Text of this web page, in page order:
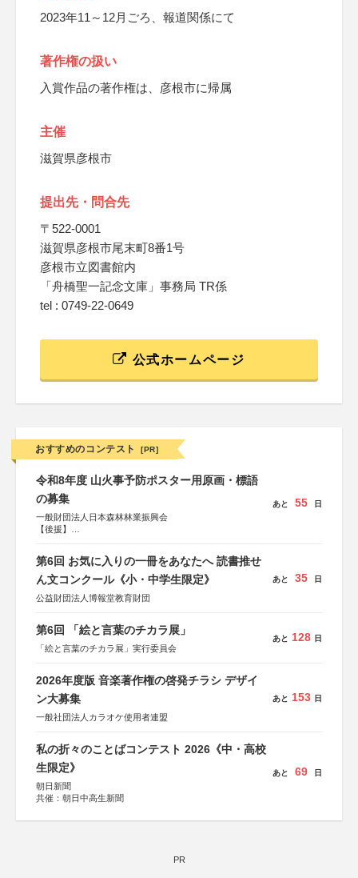
2023年11～12月ごろ、報道関係にて
著作権の扱い
入賞作品の著作権は、彦根市に帰属
主催
滋賀県彦根市
提出先・問合先
〒522-0001
滋賀県彦根市尾末町8番1号
彦根市立図書館内
「舟橋聖一記念文庫」事務局 TR係
tel : 0749-22-0649
公式ホームページ
おすすめのコンテスト [PR]
令和8年度 山火事予防ポスター用原画・標語
の募集
一般財団法人日本森林林業振興会
【後援】
あと 55 日
第6回 お気に入りの一冊をあなたへ 読書推せ
ん文コンクール《小・中学生限定》
公益財団法人博報堂教育財団
あと 35 日
第6回 「絵と言葉のチカラ展」
「絵と言葉のチカラ展」実行委員会
あと 128 日
2026年度版 音楽著作権の啓発チラシ デザイ
ン大募集
一般社団法人カラオケ使用者連盟
あと 153 日
私の折々のことばコンテスト 2026《中・高校
生限定》
朝日新聞
共催：朝日中高生新聞
あと 69 日
PR